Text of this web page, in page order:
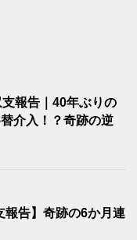
支報告｜40年ぶりの
介入！？奇跡の逆
報告】奇跡の6か月連